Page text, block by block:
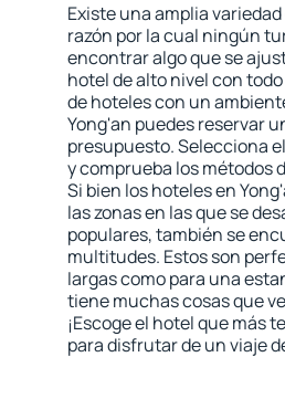
Existe una amplia
razón por la cual ningún
encontrar algo que se
hotel de alto nivel con
de hoteles con un
Yong'an puedes reservar
presupuesto. Selecciona
y comprueba los métodos
Si bien los hoteles en
las zonas en las que se
populares, también se
multitudes. Estos son
largas como para una
tiene muchas cosas que
¡Escoge el hotel que más
para disfrutar de un viaje